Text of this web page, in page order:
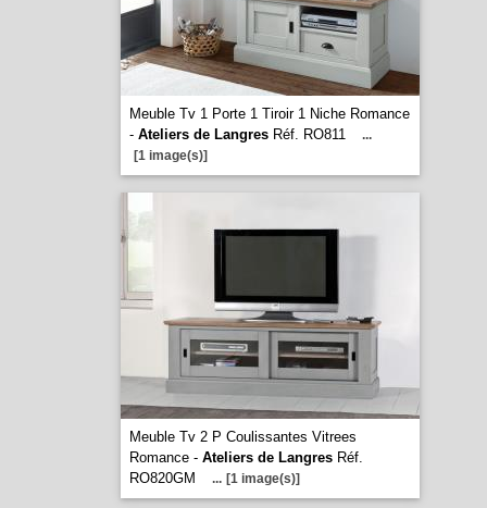
Meuble Tv 1 Porte 1 Tiroir 1 Niche Romance
- Ateliers de LangresRéf. RO811
...
[1 image(s)]
Meuble Tv 2 P Coulissantes Vitrees
Romance - Ateliers de LangresRéf.
RO820GM
... [1 image(s)]